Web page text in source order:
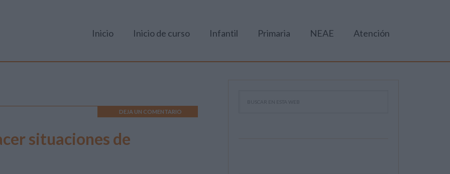
Inicio Inicio de curso Infantil Primaria NEAE Atención
DEJA UN COMENTARIO
situaciones de